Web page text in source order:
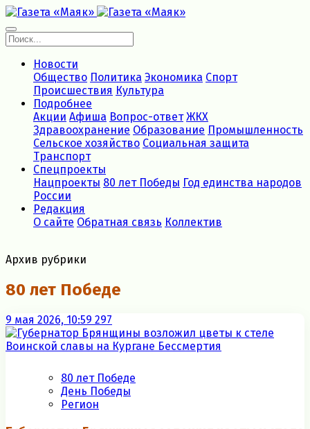
Новости
Общество Политика Экономика Спорт
Происшествия Культура
Подробнее
Акции Афиша Вопрос-ответ ЖКХ
Здравоохранение Образование Промышленность
Сельское хозяйство Социальная защита
Транспорт
Спецпроекты
Нацпроекты 80 лет Победы Год единства народов
России
Редакция
О сайте Обратная связь Коллектив
Архив рубрики
80 лет Победе
9 мая 2026, 10:59 297
80 лет Победе
День Победы
Регион